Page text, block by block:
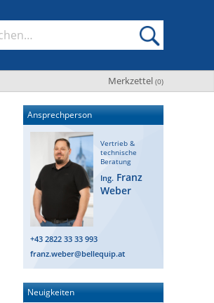
Merkzettel (0)
Ansprechperson
Vertrieb &
technische
Beratung
Ing. Franz
Weber
+43 2822 33 33 993
franz.weber@bellequip.at
Neuigkeiten